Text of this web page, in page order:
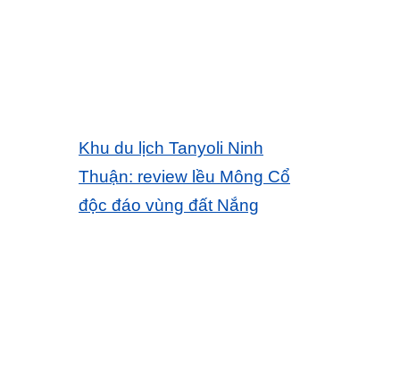
Khu du lịch Tanyoli Ninh
Thuận: review lều Mông Cổ
độc đáo vùng đất Nắng